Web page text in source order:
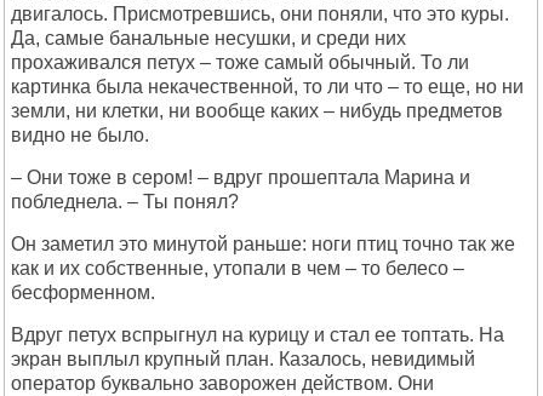
двигалось. Присмотревшись, они поняли, что это куры.
Да, самые банальные несушки, и среди них
прохаживался петух – тоже самый обычный. То ли
картинка была некачественной, то ли что – то еще, но ни
земли, ни клетки, ни вообще каких – нибудь предметов
видно не было.
– Они тоже в сером! – вдруг прошептала Марина и
побледнела. – Ты понял?
Он заметил это минутой раньше: ноги птиц точно так же
как и их собственные, утопали в чем – то белесо –
бесформенном.
Вдруг петух вспрыгнул на курицу и стал ее топтать. На
экран выплыл крупный план. Казалось, невидимый
оператор буквально заворожен действом. Они